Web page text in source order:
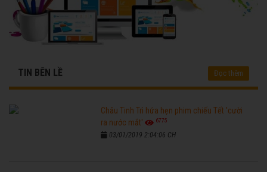
TIN BÊN LỀ Đọc thêm
Châu Tinh Trì hứa hẹn phim chiếu Tết 'cười
ra nước mắt'
6775
03/01/2019 2:04:06 CH